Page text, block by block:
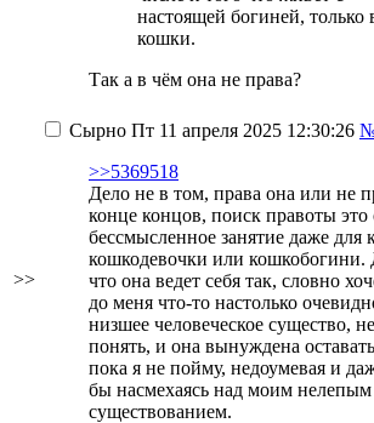
настоящей богиней, только
кошки.
Так а в чём она не права?
>>
Сырно Пт 11 апреля 2025 12:30:26
>>5369518
Дело не в том, права она или не
конце концов, поиск правоты
бессмысленное занятие даже для
кошкодевочки или кошкобогини.
что она ведет себя так, словно
до меня что-то настолько
низшее человеческое существо,
понять, и она вынуждена
пока я не пойму, недоумевая и
бы насмехаясь над моим нелепым
существованием.